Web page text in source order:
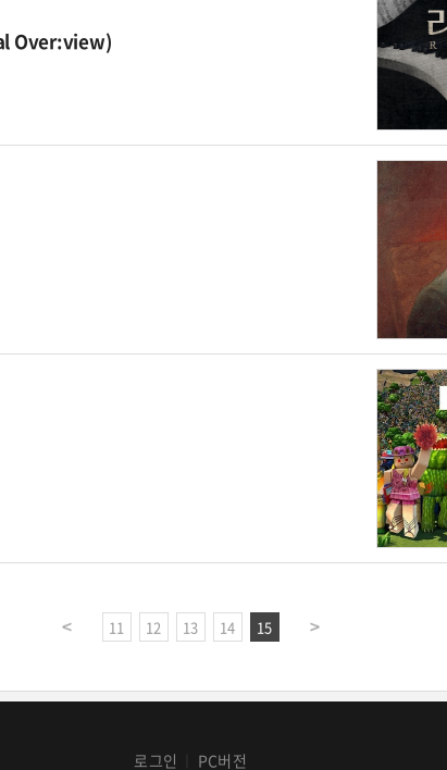
Over:view)
11 12 13 14 15
로그인 PC버전